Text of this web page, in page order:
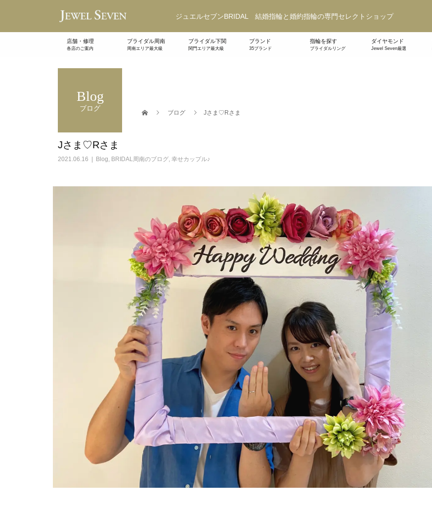
ジュエルセブンBRIDAL 結婚指輪と婚約指輪の専門セレクトショップ
店舗・修理
各店のご案内
ブライダル周南
周南エリア最大級
ブライダル下関
関門エリア最大級
ブランド
35ブランド
指輪を探す
ブライダルリング
ダイヤモンド
Jewel Seven厳選
Blog
ブログ
ブログ Jさま♡Rさま
Jさま♡Rさま
2021.06.16 Blog, BRIDAL周南のブログ, 幸せカップル♪